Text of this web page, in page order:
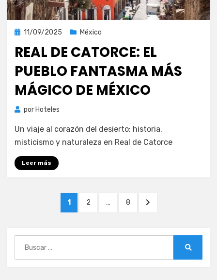
Publicada
11/09/2025 México
REAL DE CATORCE: EL
PUEBLO FANTASMA MÁS
MÁGICO DE MÉXICO
por Hoteles
Un viaje al corazón del desierto: historia,
misticismo y naturaleza en Real de Catorce
Leer más
Paginación
entradas
PÁGINA
1 PÁGINA
2 … PÁGINA
8
PÁGINA